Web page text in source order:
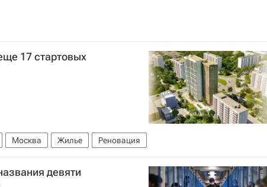
17 стартовых
Москва Жилье Реновация
девяти